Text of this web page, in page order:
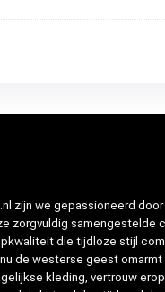
zijn we gepassioneerd
zorgvuldig samengestelde
die tijdloze stijl
de westerse geest
kleding, vertrouw